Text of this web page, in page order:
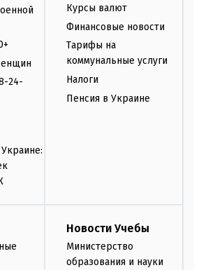
24-
Курсы валют
Финансовые новости
Тарифы на
коммунальные услуги
Налоги
Пенсия в Украине
Новости Учебы
Министерство
образования и науки